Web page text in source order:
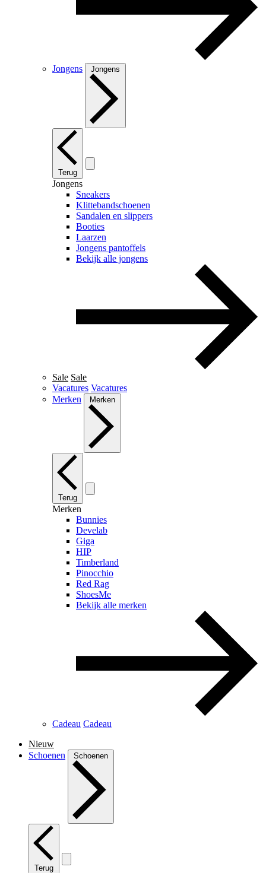
Jongens Jongens
Terug
Jongens
Sneakers
Klittebandschoenen
Sandalen en slippers
Booties
Laarzen
Jongens pantoffels
Bekijk alle jongens
Sale Sale
Vacatures Vacatures
Merken
Merken
Terug
Merken
Bunnies
Develab
Giga
HIP
Timberland
Pinocchio
Red Rag
ShoesMe
Bekijk alle merken
Cadeau Cadeau
Nieuw
Schoenen
Schoenen
Terug